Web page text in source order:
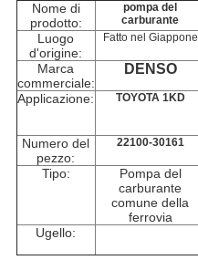
Nome di
prodotto:
pompa del
carburante
Luogo
d'origine:
Fatto nel Giappone
Marca
commerciale:
DENSO
Applicazione: TOYOTA 1KD
Numero del
pezzo:
22100-30161
Tipo:
Pompa del
carburante
comune della
ferrovia
Ugello: